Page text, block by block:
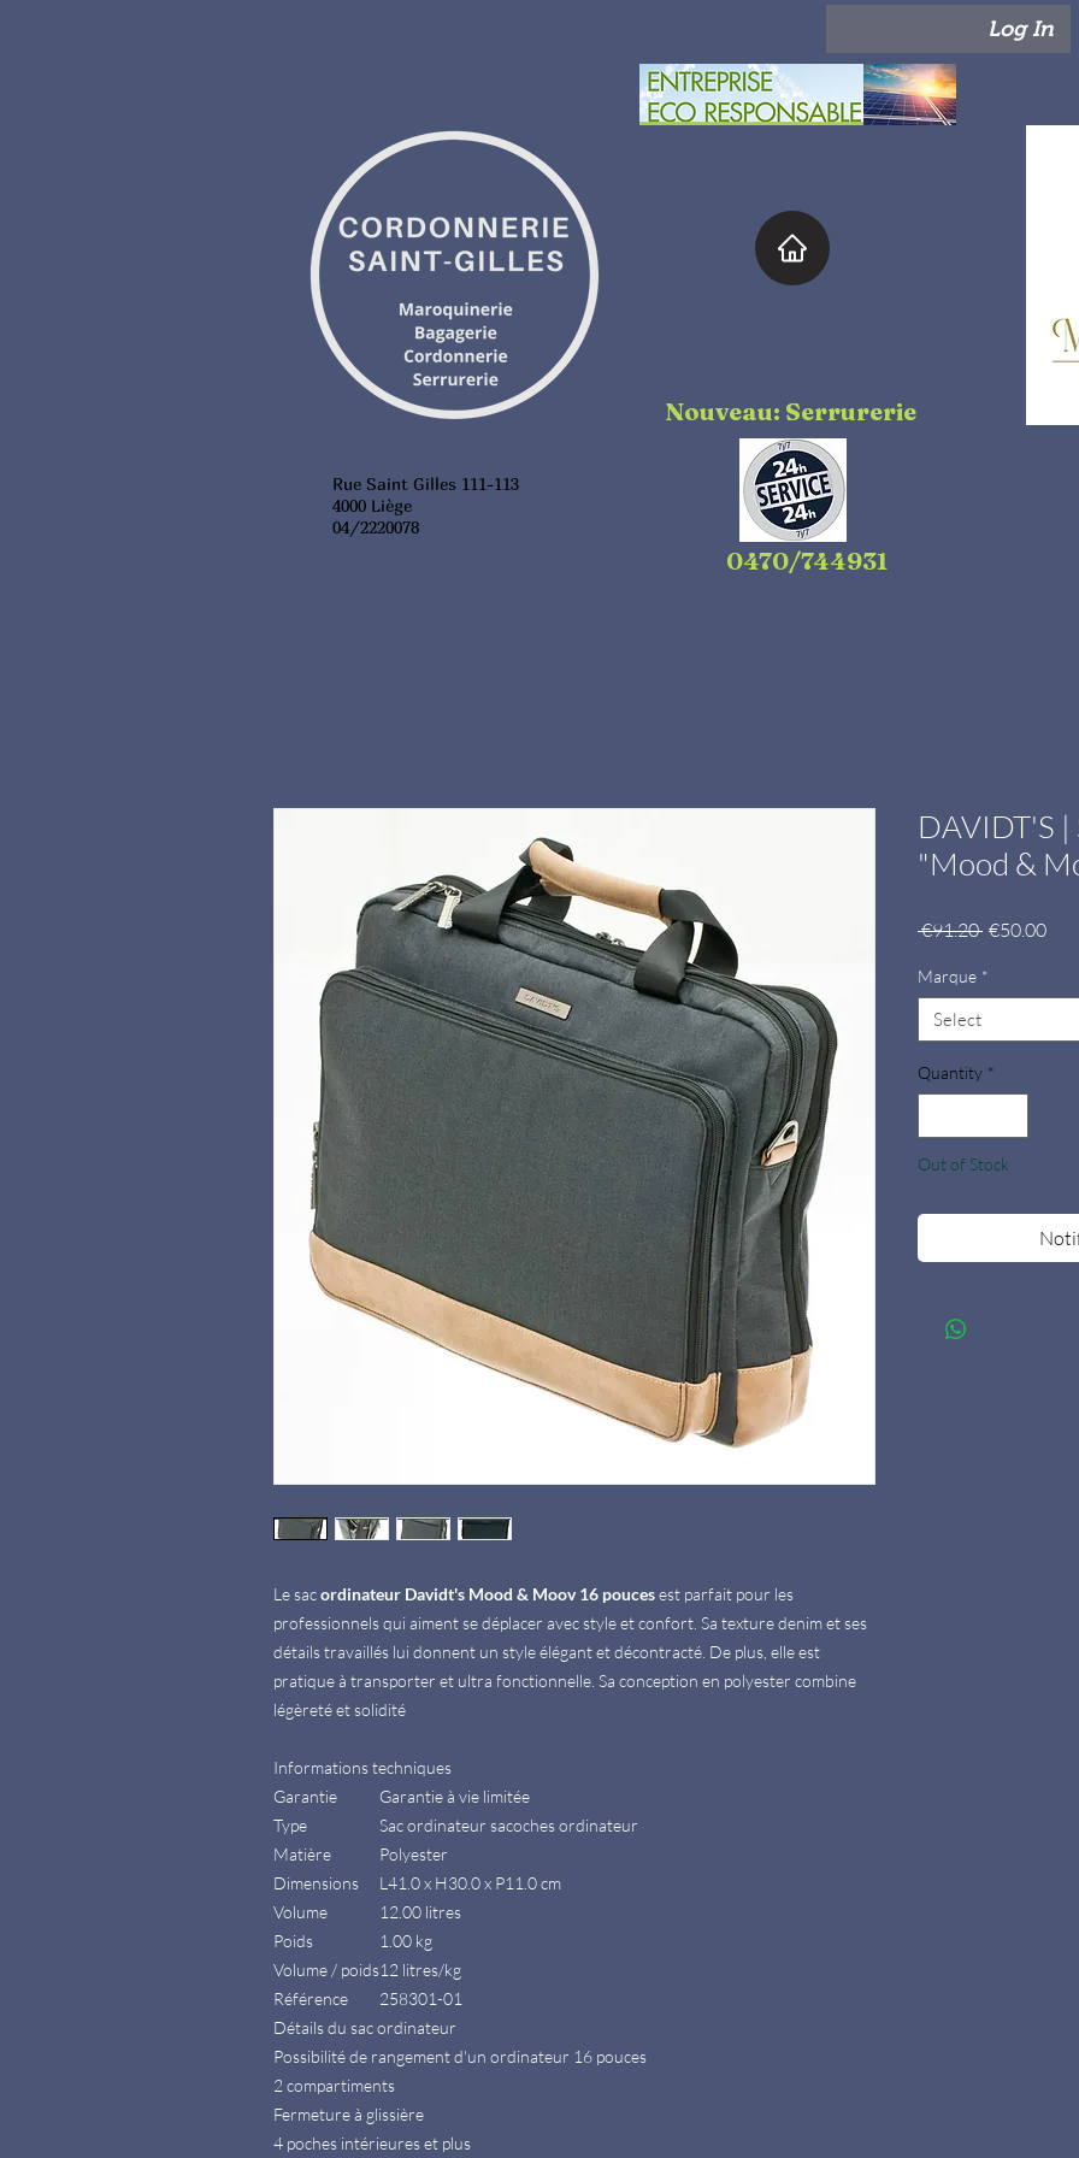
Rue Saint Gilles 111-113
4000 Liège
04/2220078
Log In
Nouveau: Serrurerie
0470/744931
Le sacordinateur Davidt's Mood & Moov 16 poucesest parfait pour les
professionnels qui aiment se déplacer avec style et confort. Sa texture denim et ses
détails travaillés lui donnent un style élégant et décontracté. De plus, elle est
pratique à transporter et ultra fonctionnelle. Sa conception en polyester combine
légèreté et solidité
Informations techniques
Garantie
Garantie à vie limitée
Type
Sac ordinateur sacoches ordinateur
Matière
Polyester
Dimensions
L41.0 x H30.0 x P11.0 cm
Volume
12.00 litres
Poids
1.00 kg
Volume / poids12 litres/kg
Référence
258301-01
Détails du sac ordinateur
Possibilité de rangement d'un ordinateur 16 pouces
2 compartiments
Fermeture à glissière
4 poches intérieures et plus
DAVIDT'S
"Mood &
€91.20 Regular
€50.00Sale
Marque *
Select
Quantity *
Out of Stock